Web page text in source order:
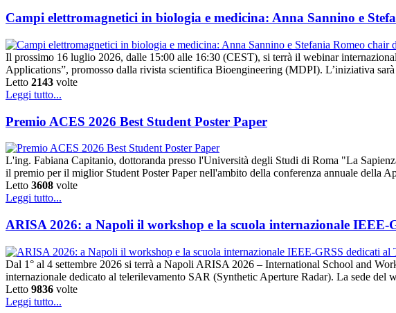
Campi elettromagnetici in biologia e medicina: Anna Sannino e
Il prossimo 16 luglio 2026, dalle 15:00 alle 16:30 (CEST), si terrà il webinar
Applications”, promosso dalla rivista scientifica Bioengineering (MDPI). L’iniziativa
Letto 2143 volte
Leggi tutto...
Premio ACES 2026 Best Student Poster Paper
L'ing. Fabiana Capitanio, dottoranda presso l'Università degli Studi di Roma "La
il premio per il miglior Student Poster Paper nell'ambito della conferenza annuale
Letto 3608 volte
Leggi tutto...
ARISA 2026: a Napoli il workshop e la scuola internazionale
Dal 1° al 4 settembre 2026 si terrà a Napoli ARISA 2026 – International School and
internazionale dedicato al telerilevamento SAR (Synthetic Aperture Radar). La sede
Letto 9836 volte
Leggi tutto...